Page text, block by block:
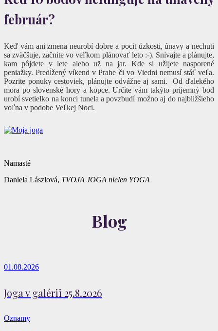
február?
Keď vám ani zmena neurobí dobre a pocit úzkosti, únavy a nechuti
sa zväčšuje, začnite vo veľkom plánovať leto :-). Snívajte a plánujte,
kam pôjdete v lete alebo už na jar. Kde si užijete nasporené
peniažky. Predĺžený víkend v Prahe či vo Viedni nemusí stáť veľa.
Pozrite ponuky cestoviek, plánujte odvážne aj sami. Od ďalekého
mora po slovenské hory a kopce. Určite vám takýto príjemný bod
urobí svetielko na konci tunela a povzbudí možno aj do najbližšieho
voľna v podobe Veľkej Noci.
Namasté
Daniela Lászlová, TVOJA JOGA nielen YOGA
Blog
01.08.2026
Joga v galérii 25.8.2026
Oznamy